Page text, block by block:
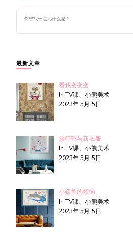
么
吗?
最新文章
看我变变变
In TV课、小熊美术
2023年 5月 5日
旅行鸭与新衣服
In TV课、小熊美术
2023年 5月 5日
小鲨鱼的烦恼
In TV课、小熊美术
2023年 5月 5日